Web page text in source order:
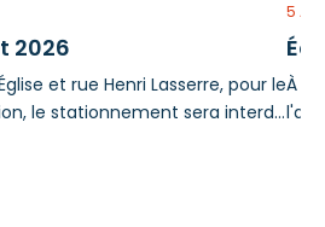
2026
et rue Henri Lasserre, pour le
le stationnement sera interdit
5
À